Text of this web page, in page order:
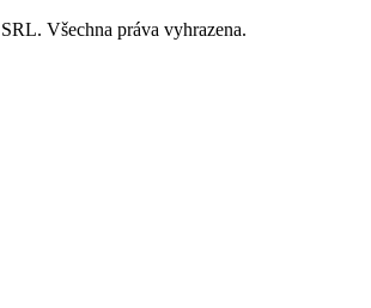
Všechna práva vyhrazena.